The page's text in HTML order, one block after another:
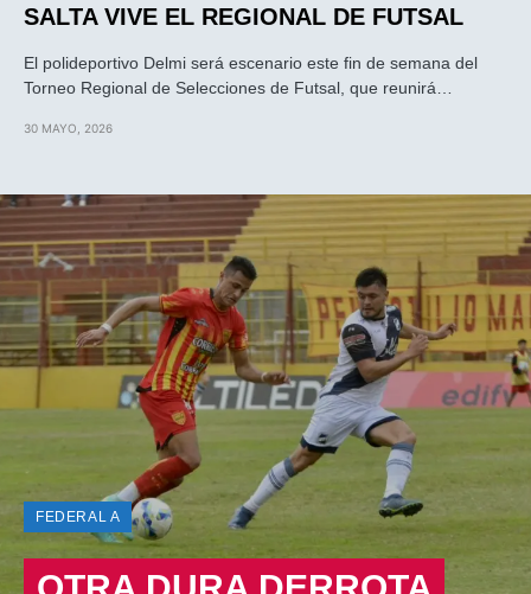
SALTA VIVE EL REGIONAL DE FUTSAL
El polideportivo Delmi será escenario este fin de semana del
Torneo Regional de Selecciones de Futsal, que reunirá…
30 MAYO, 2026
FEDERAL A